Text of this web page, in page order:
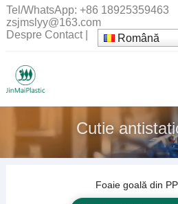
Tel/WhatsApp: +86 18925359463
zsjmslyy@163.com
Despre Contact| Română
Cutie
Foaie goală din PP